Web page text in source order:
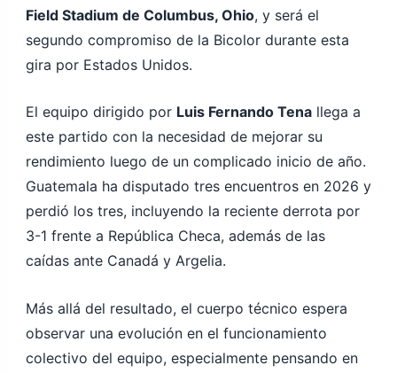
Field Stadium de Columbus, Ohio, y será el
segundo compromiso de la Bicolor durante esta
gira por Estados Unidos.
El equipo dirigido por Luis Fernando Tenallega a
este partido con la necesidad de mejorar su
rendimiento luego de un complicado inicio de año.
Guatemala ha disputado tres encuentros en 2026 y
perdió los tres, incluyendo la reciente derrota por
3-1 frente a República Checa, además de las
caídas ante Canadá y Argelia.
Más allá del resultado, el cuerpo técnico espera
observar una evolución en el funcionamiento
colectivo del equipo, especialmente pensando en